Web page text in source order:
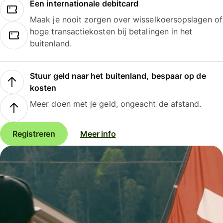
Een internationale debitcard
Maak je nooit zorgen over wisselkoersopslagen of
hoge transactiekosten bij betalingen in het
buitenland.
Stuur geld naar het buitenland, bespaar op de
kosten
Meer doen met je geld, ongeacht de afstand.
Registreren Meer info